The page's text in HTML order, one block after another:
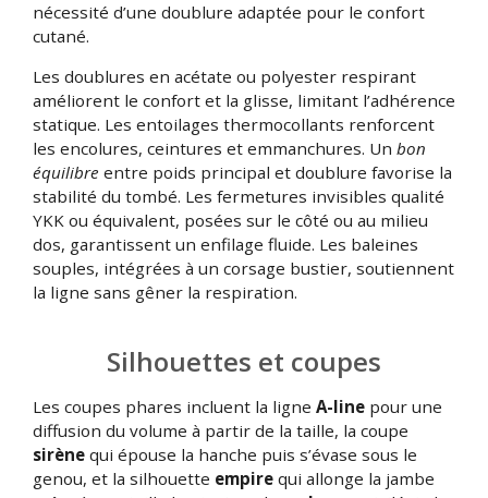
nécessité d’une doublure adaptée pour le confort
cutané.
Les doublures en acétate ou polyester respirant
améliorent le confort et la glisse, limitant l’adhérence
statique. Les entoilages thermocollants renforcent
les encolures, ceintures et emmanchures. Un bon
équilibre entre poids principal et doublure favorise la
stabilité du tombé. Les fermetures invisibles qualité
YKK ou équivalent, posées sur le côté ou au milieu
dos, garantissent un enfilage fluide. Les baleines
souples, intégrées à un corsage bustier, soutiennent
la ligne sans gêner la respiration.
Silhouettes et coupes
Les coupes phares incluent la ligne A-line pour une
diffusion du volume à partir de la taille, la coupe
sirène qui épouse la hanche puis s’évase sous le
genou, et la silhouette empire qui allonge la jambe